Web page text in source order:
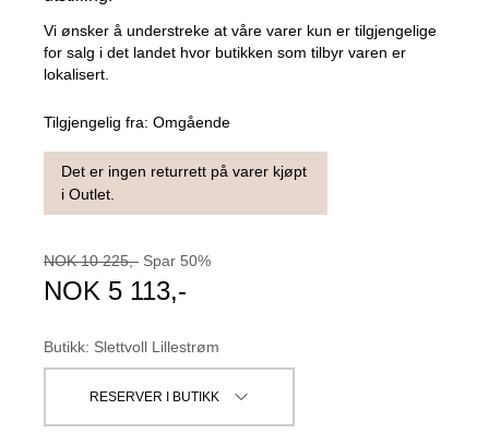
Vi ønsker å understreke at våre varer kun er tilgjengelige
for salg i det landet hvor butikken som tilbyr varen er
lokalisert.
Tilgjengelig fra: Omgående
Det er ingen returrett på varer kjøpt
i Outlet.
NOK 10 225,- Spar 50%
NOK 5 113,-
Butikk: Slettvoll Lillestrøm
RESERVER I BUTIKK